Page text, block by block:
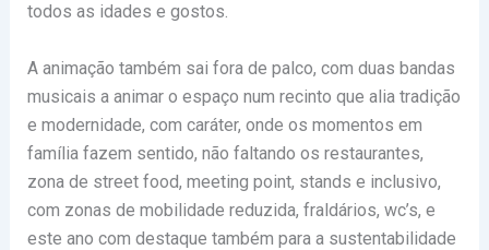
todos as idades e gostos.
A animação também sai fora de palco, com duas bandas
musicais a animar o espaço num recinto que alia tradição
e modernidade, com caráter, onde os momentos em
família fazem sentido, não faltando os restaurantes,
zona de street food, meeting point, stands e inclusivo,
com zonas de mobilidade reduzida, fraldários, wc’s, e
este ano com destaque também para a sustentabilidade